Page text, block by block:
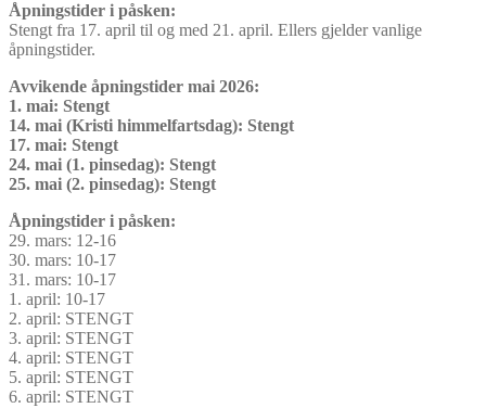
Åpningstider i påsken:
Stengt fra 17. april til og med 21. april. Ellers gjelder vanlige
åpningstider.
Avvikende åpningstider mai 2026:
1. mai: Stengt
14. mai (Kristi himmelfartsdag): Stengt
17. mai: Stengt
24. mai (1. pinsedag): Stengt
25. mai (2. pinsedag): Stengt
Åpningstider i påsken:
29. mars: 12-16
30. mars: 10-17
31. mars: 10-17
1. april: 10-17
2. april: STENGT
3. april: STENGT
4. april: STENGT
5. april: STENGT
6. april: STENGT